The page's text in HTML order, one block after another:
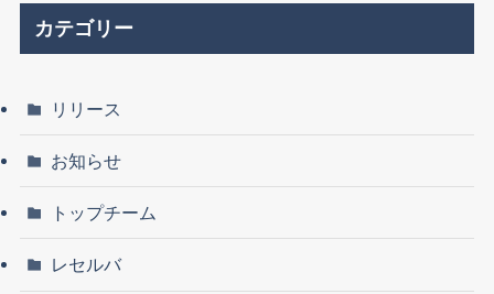
カテゴリー
リリース
お知らせ
トップチーム
レセルバ